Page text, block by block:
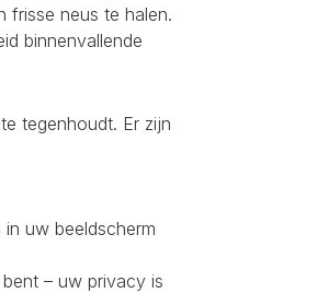
frisse neus te halen.
binnenvallende
tegenhoudt. Er zijn
uw beeldscherm
– uw privacy is